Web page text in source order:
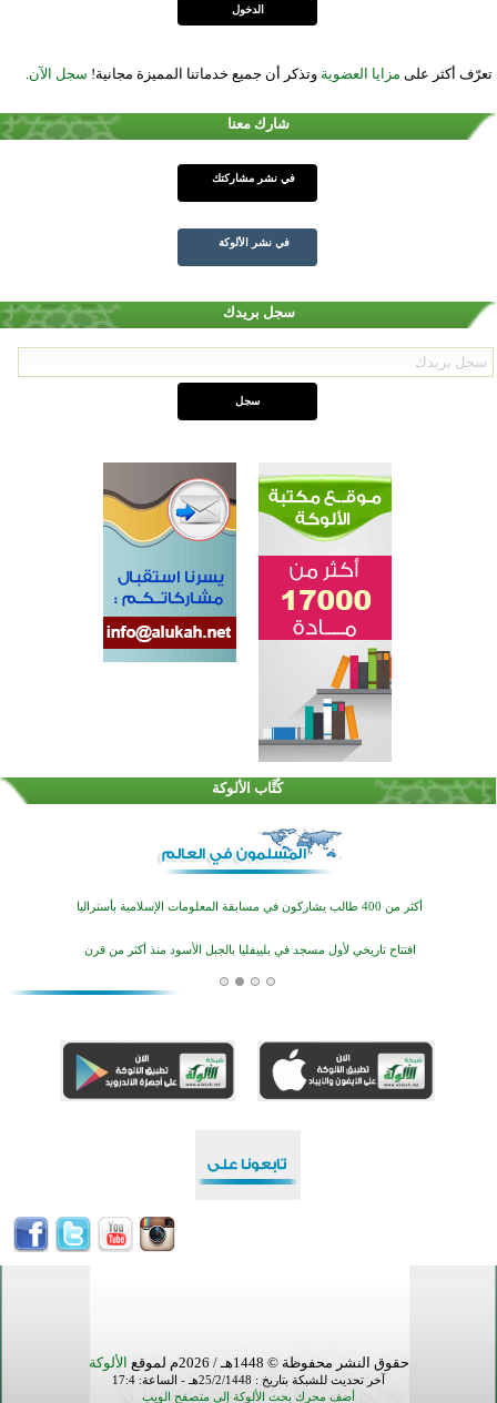
تعرّف أكثر على مزايا العضوية وتذكر أن جميع خدماتنا المميزة مجانية! سجل الآن
شارك معنا
في نشر مشاركتك
في نشر الألوكة
سجل بريدك
كُتَّاب الألوكة
القرآن والتربية في صدارة البرامج الصيفية للمسلمين في بينزا وساراتوف وموردوفيا هذا العام
اختتام الدورة التاسعة لمسابقة حفظ وتلاوة القرآن الكريم في أزناكاييف
أكثر من 100 شخص يتعرفون على الإسلام خلال يوم المسجد المفتوح في ميلفيل
اختتام منافسات قرآنية متميزة في بنغلاديش بمشاركة 3000 متسابق
منطقة ريبوفسي تحتفل بميلاد مسجد جديد في أجواء إيمانية مميزة
القرآن والتربية في صدارة البرامج الصيفية للمسلمين في بينزا وساراتوف وموردوفيا هذا العام
حقوق النشر محفوظة © 1448هـ / 2026م لموقع الألوكة
آخر تحديث للشبكة بتاريخ : 25/2/1448هـ - الساعة: 17:4
أضف محرك بحث الألوكة إلى متصفح الويب